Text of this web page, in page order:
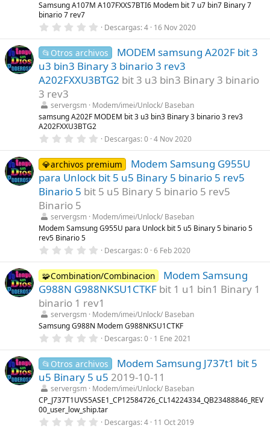
l
s
)
Samsung A107M A107FXXS7BTI6 Modem bit 7 u7 bin7 Binary 7
binario 7 rev7
0
0
0
e
s
t
r
l
l
a
s
Descargas 4 16 Nov 2020
📂Otros archivos
MODEM samsung A202F bit 3
u3 bin3 Binary 3 binario 3 rev3
A202FXXU3BTG2 bit 3 u3 bin3 Binary 3 binario
3 rev3
servergsm Modem/imei/Unlock/ Baseban
samsung A202F MODEM bit 3 u3 bin3 Binary 3 binario 3 rev3
A202FXXU3BTG2
0
0
0
e
s
t
r
l
l
a
s
Descargas 0 4 Nov 2020
💎archivos premium
Modem Samsung G955U
para Unlock bit 5 u5 Binary 5 binario 5 rev5
Binario 5 bit 5 u5 Binary 5 binario 5 rev5
Binario 5
servergsm Modem/imei/Unlock/ Baseban
Modem Samsung G955U para Unlock bit 5 u5 Binary 5 binario 5
rev5 Binario 5
0
0
0
e
s
t
r
e
l
a
(
s
)
Descargas 0 6 Feb 2020
🧩Combination/Combinacion
Modem Samsung
G988N G988NKSU1CTKF bit 1 u1 bin1 Binary 1
binario 1 rev1
servergsm Modem/imei/Unlock/ Baseban
Samsung G988N Modem G988NKSU1CTKF
0
0
0
e
s
t
r
e
l
Descargas 0 1 Ene 2021
📂Otros archivos
Modem Samsung J737t1 bit 5
u5 Binary 5 u5 2019-10-11
servergsm Modem/imei/Unlock/ Baseban
CP_J737T1UVS5ASE1_CP12584726_CL14224334_QB23488846_REV
00_user_low_ship.tar
0 Descargas 4 11 Oct 2019